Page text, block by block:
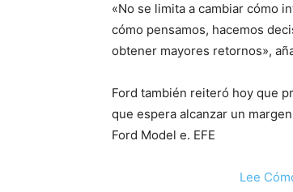
«No se limita a cambiar cómo
cómo pensamos, hacemos
obtener mayores retornos»,
Ford también reiteró hoy que
que espera alcanzar un
Ford Model e. EFE
Lee